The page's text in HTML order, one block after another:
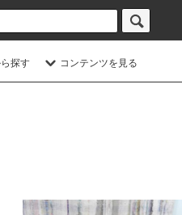
探す コンテンツを見る